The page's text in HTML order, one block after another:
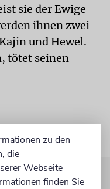
sie der Ewige
ihnen zwei
und Hewel.
tötet seinen
zu den
die
Webseite
finden Sie